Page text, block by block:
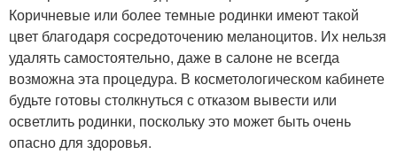
Коричневые или более темные родинки имеют такой
цвет благодаря сосредоточению меланоцитов. Их нельзя
удалять самостоятельно, даже в салоне не всегда
возможна эта процедура. В косметологическом кабинете
будьте готовы столкнуться с отказом вывести или
осветлить родинки, поскольку это может быть очень
опасно для здоровья.